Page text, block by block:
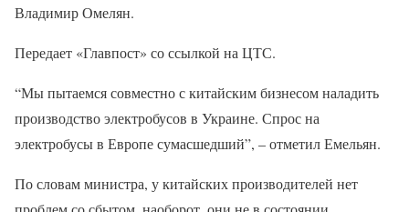
Владимир Омелян.
Передает «Главпост» со ссылкой на ЦТС.
“Мы пытаемся совместно с китайским бизнесом наладить
производство электробусов в Украине. Спрос на
электробусы в Европе сумасшедший”, – отметил Емельян.
По словам министра, у китайских производителей нет